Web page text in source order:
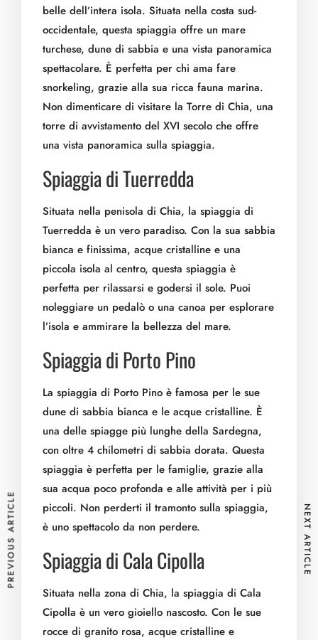
belle dell’intera isola. Situata nella costa sud-
occidentale, questa spiaggia offre un mare
turchese, dune di sabbia e una vista panoramica
spettacolare. È perfetta per chi ama fare
snorkeling, grazie alla sua ricca fauna marina.
Non dimenticare di visitare la Torre di Chia, una
torre di avvistamento del XVI secolo che offre
una vista panoramica sulla spiaggia.
Spiaggia di Tuerredda
Situata nella penisola di Chia, la spiaggia di
Tuerredda è un vero paradiso. Con la sua sabbia
bianca e finissima, acque cristalline e una
piccola isola al centro, questa spiaggia è
perfetta per rilassarsi e godersi il sole. Puoi
noleggiare un pedalò o una canoa per esplorare
l’isola e ammirare la bellezza del mare.
Spiaggia di Porto Pino
La spiaggia di Porto Pino è famosa per le sue
dune di sabbia bianca e le acque cristalline. È
una delle spiagge più lunghe della Sardegna,
con oltre 4 chilometri di sabbia dorata. Questa
spiaggia è perfetta per le famiglie, grazie alla
sua acqua poco profonda e alle attività per i più
piccoli. Non perderti il tramonto sulla spiaggia,
è uno spettacolo da non perdere.
Spiaggia di Cala Cipolla
Situata nella zona di Chia, la spiaggia di Cala
Cipolla è un vero gioiello nascosto. Con le sue
rocce di granito rosa, acque cristalline e
PREVIOUS ARTICLE NEXT ARTICLE